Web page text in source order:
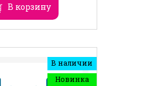
В корзину
В наличии
Новинка